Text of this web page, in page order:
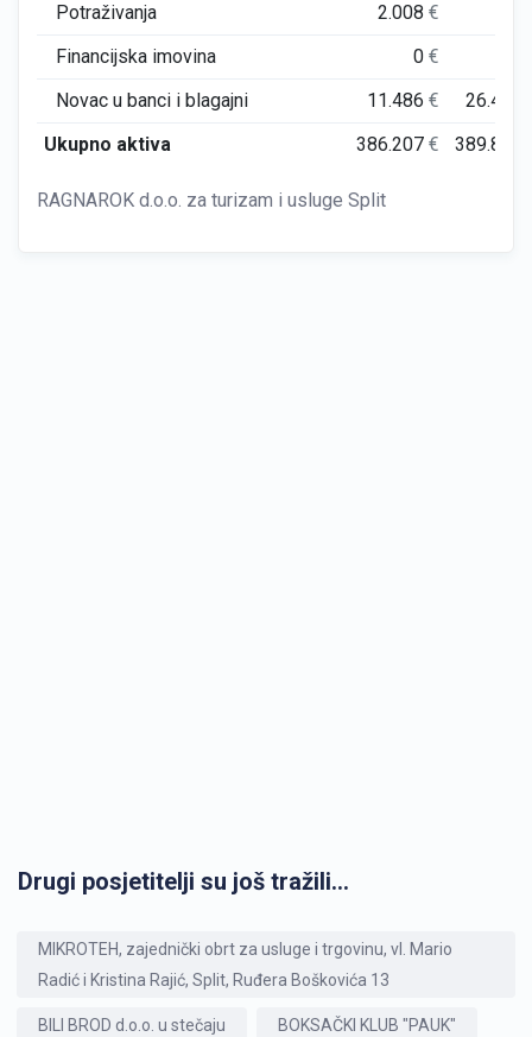
Potraživanja
2.008€
Financijska imovina
0€
Novac u banci i blagajni
11.486€ 26.413
Ukupno aktiva
386.207€ 389.851
RAGNAROK d.o.o. za turizam i usluge Split
Drugi posjetitelji su još tražili...
MIKROTEH, zajednički obrt za usluge i trgovinu, vl. Mario
Radić i Kristina Rajić, Split, Ruđera Boškovića 13
BILI BROD d.o.o. u stečaju BOKSAČKI KLUB "PAUK"